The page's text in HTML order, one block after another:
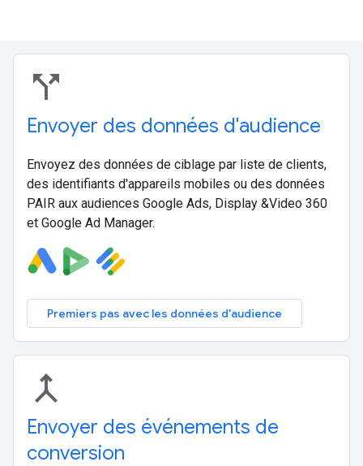
call_split
Envoyer des données d'audience
Envoyez des données de ciblage par liste de clients,
des identifiants d'appareils mobiles ou des données
PAIR aux audiences Google Ads, Display &Video 360
et Google Ad Manager.
Premiers pas avec les données d'audience
merge
Envoyer des événements de
conversion